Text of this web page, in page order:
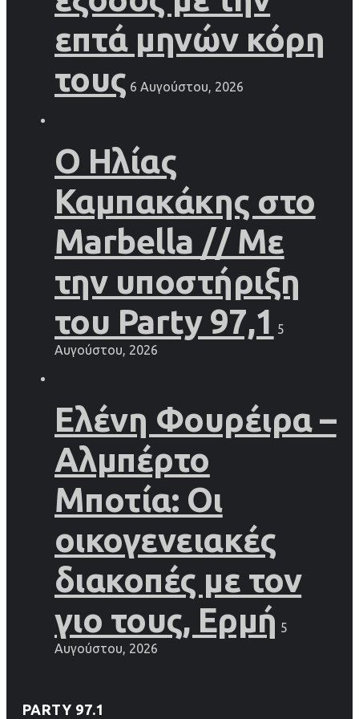
επτά μηνών κόρη
τους 6 Αυγούστου, 2026
Ο Ηλίας
Καμπακάκης στο
Marbella // Με
την υποστήριξη
του Party 97,1
5
Αυγούστου, 2026
Ελένη Φουρέιρα –
Αλμπέρτο
Μποτία: Οι
οικογενειακές
διακοπές με τον
γιο τους, Ερμή 5
Αυγούστου, 2026
PARTY 97.1